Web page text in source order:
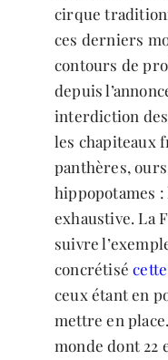
cirque
ces derniers
contours de
depuis
interdiction des
les chapiteaux
panthères,
hippopotames
exhaustive. La
suivre
concrétisé
ceux étant en
mettre en
monde dont 22